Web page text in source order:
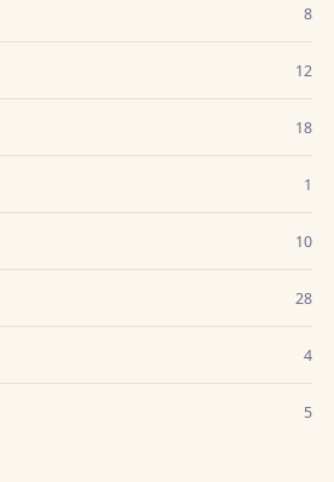
8
12
18
1
10
28
4
5